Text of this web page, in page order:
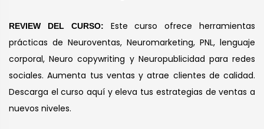
REVIEW DEL CURSO: Este curso ofrece herramientas
prácticas de Neuroventas, Neuromarketing, PNL, lenguaje
corporal, Neuro copywriting y Neuropublicidad para redes
sociales. Aumenta tus ventas y atrae clientes de calidad.
Descarga el curso aquí y eleva tus estrategias de ventas a
nuevos niveles.